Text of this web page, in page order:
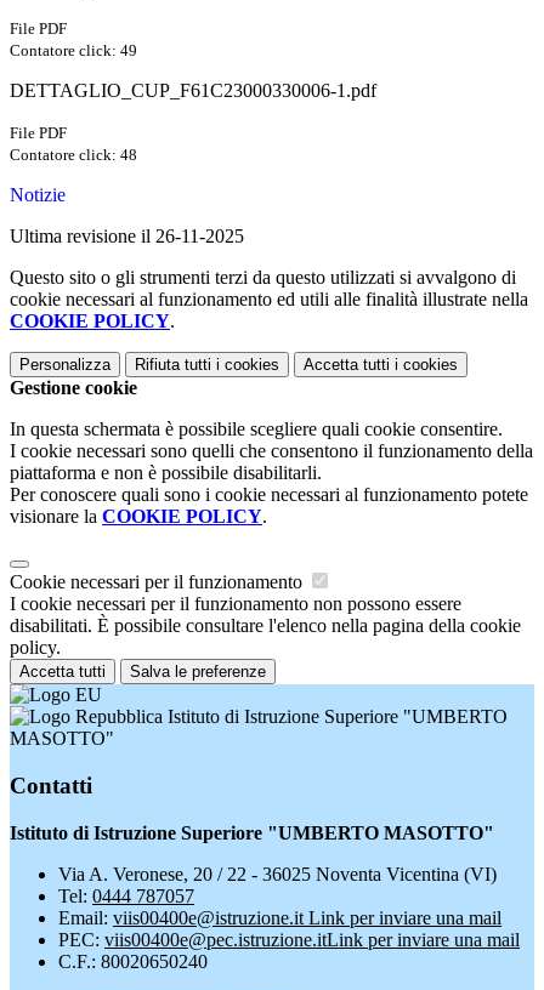
File PDF
Contatore click: 49
DETTAGLIO_CUP_F61C23000330006-1.pdf
File PDF
Contatore click: 48
Notizie
Ultima revisione il 26-11-2025
Questo sito o gli strumenti terzi da questo utilizzati si avvalgono di
cookie necessari al funzionamento ed utili alle finalità illustrate nella
COOKIE POLICY.
Personalizza Rifiuta tutti i cookies Accetta tutti i cookies
Gestione cookie
In questa schermata è possibile scegliere quali cookie consentire.
I cookie necessari sono quelli che consentono il funzionamento della
piattaforma e non è possibile disabilitarli.
Per conoscere quali sono i cookie necessari al funzionamento potete
visionare la COOKIE POLICY.
Cookie necessari per il funzionamento
I cookie necessari per il funzionamento non possono essere
disabilitati. È possibile consultare l'elenco nella pagina della cookie
policy.
Accetta tutti Salva le preferenze
Istituto di Istruzione Superiore "UMBERTO
MASOTTO"
Contatti
Istituto di Istruzione Superiore "UMBERTO MASOTTO"
Via A. Veronese, 20 / 22 - 36025 Noventa Vicentina (VI)
Tel: 0444 787057
Email: viis00400e@istruzione.it Link per inviare una mail
PEC: viis00400e@pec.istruzione.itLink per inviare una mail
C.F.: 80020650240